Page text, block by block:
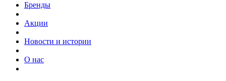
Бренды
Акции
Новости и истории
О нас